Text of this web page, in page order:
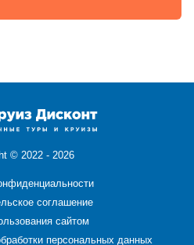
© 2022 - 2026
соглашение
сайтом
персональных данных